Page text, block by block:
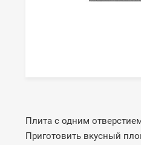
Плита с одним
Приготовить вкусный